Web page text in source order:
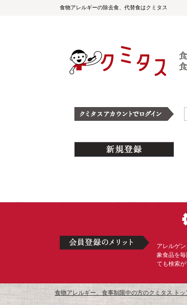
食物アレルギーの除去食、代替食はクミタス
アレルゲ
象食品を毎
ても検索
食物アレルギー、食事制限中の方のクミタス トッ